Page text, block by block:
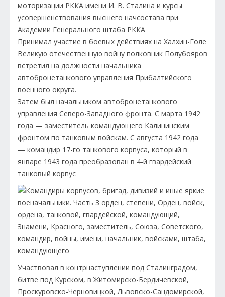
моторизации РККА имени И. В. Сталина и курсы
усовершенствования высшего начсостава при
Академии Генерального штаба РККА
Принимал участие в боевых действиях на Халхин-Голе
Великую отечественную войну полковник Полубояров
встретил на должности начальника
автобронетанкового управления Прибалтийского
военного округа.
Затем был начальником автобронетанкового
управления Северо-Западного фронта. С марта 1942
года — заместитель командующего Калининским
фронтом по танковым войскам. С августа 1942 года
— командир 17-го танкового корпуса, который в
январе 1943 года преобразован в 4-й гвардейский
танковый корпус
Участвовал в контрнаступлении под Сталинградом,
битве под Курском, в Житомирско-Бердичевской,
Проскуровско-Черновицкой, Львовско-Сандомирской,